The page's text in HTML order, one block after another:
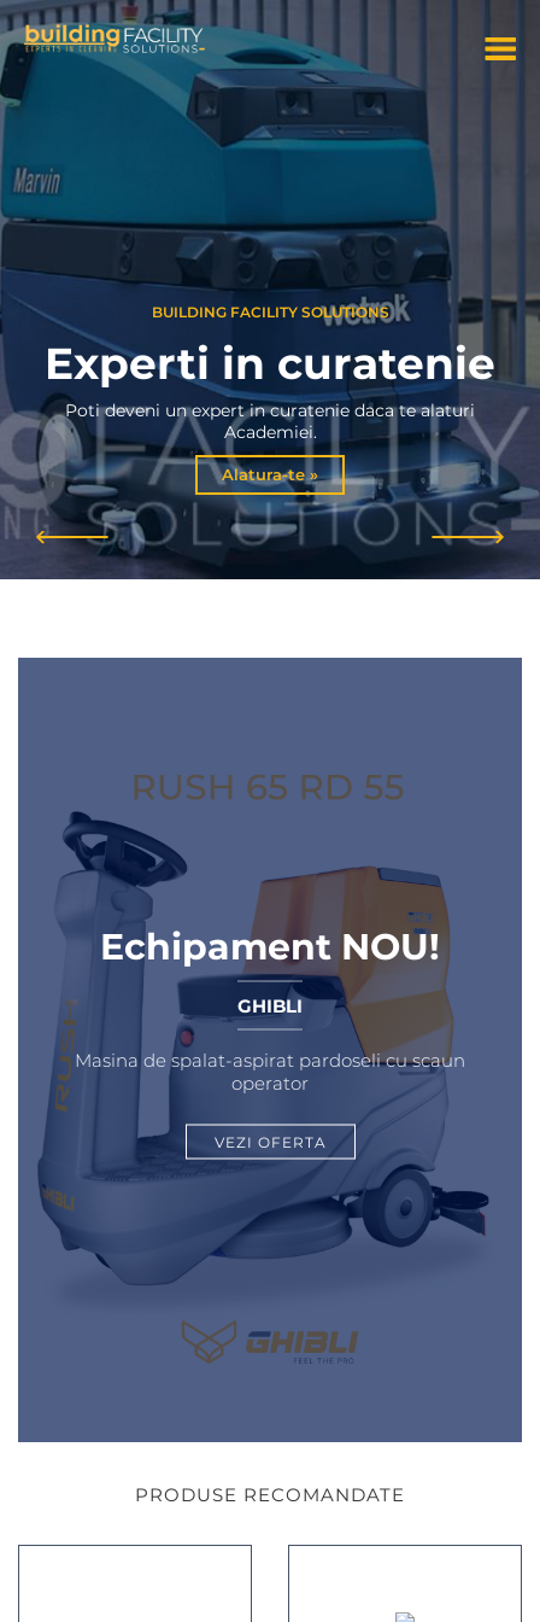
BUILDING FACILITY SOLUTIONS
Experti in curatenie
Poti deveni un expert in curatenie daca te alaturi
Academiei.
Alatura-te »
Echipament NOU!
GHIBLI
Masina de spalat-aspirat pardoseli cu scaun
operator
VEZI OFERTA
PRODUSE RECOMANDATE